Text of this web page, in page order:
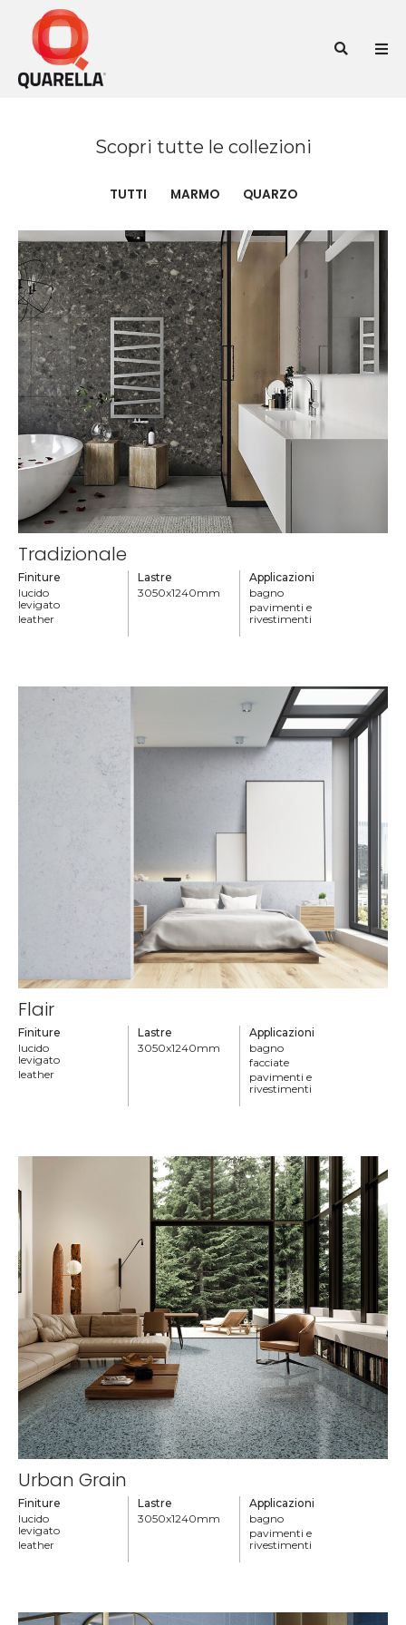
contenuto
Scopri tutte le collezioni
TUTTI MARMO QUARZO
Tradizionale
Finiture
lucido
levigato
leather
Lastre
3050x1240mm
Applicazioni
bagno
pavimenti e
rivestimenti
Flair
Finiture
lucido
levigato
leather
Lastre
3050x1240mm
Applicazioni
bagno
facciate
pavimenti e
rivestimenti
Urban Grain
Finiture
lucido
levigato
leather
Lastre
3050x1240mm
Applicazioni
bagno
pavimenti e
rivestimenti